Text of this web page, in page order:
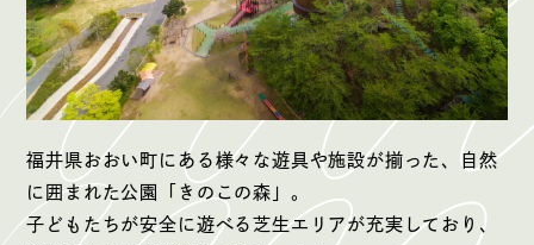
福井県おおい町にある様々な遊具や施設が揃った、自然
に囲まれた公園「きのこの森」。
子どもたちが安全に遊べる芝生エリアが充実しており、